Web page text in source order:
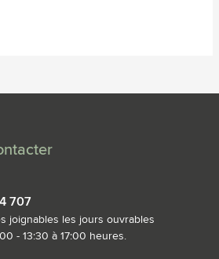
707
joignables les jours ouvrables
- 13:30 à 17:00 heures.